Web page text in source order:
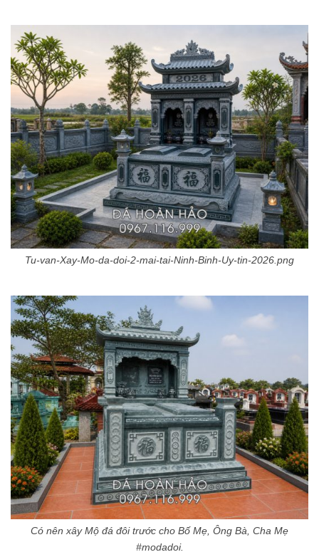
Tu-van-Xay-Mo-da-doi-2-mai-tai-Ninh-Binh-Uy-tin-2026.png
Có nên xây Mộ đá đôi trước cho Bố Mẹ, Ông Bà, Cha Mẹ
#modadoi.